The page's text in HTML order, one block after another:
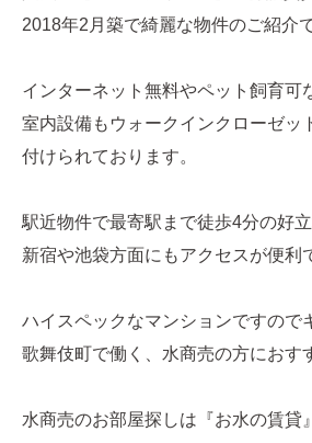
2018年2月築で綺麗な物件のご紹介で
インターネット無料やペット飼育可
室内設備もウォークインクローゼッ
付けられております。
駅近物件で最寄駅まで徒歩4分の好立
新宿や池袋方面にもアクセスが便利
ハイスペックなマンションですの
歌舞伎町で働く、水商売の方におす
水商売のお部屋探しは『お水の賃貸